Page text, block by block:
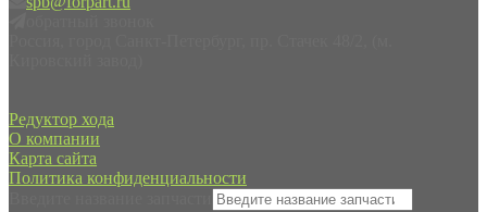
Редуктор хода
О компании
Карта сайта
Политика конфиденциальности